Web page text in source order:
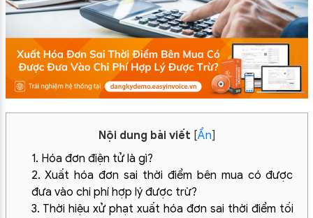
Nội dung bài viết [Ẩn]
1. Hóa đơn điện tử là gì?
2. Xuất hóa đơn sai thời điểm bên mua có được
đưa vào chi phí hợp lý được trừ?
3. Thời hiệu xử phạt xuất hóa đơn sai thời điểm tối